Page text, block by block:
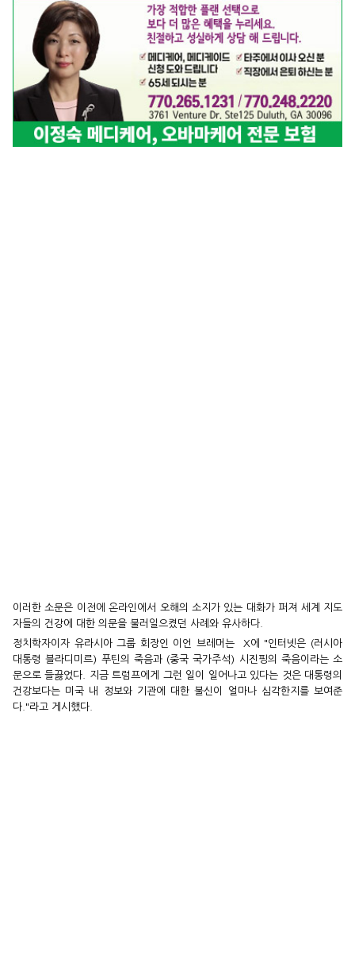
이러한 소문은 이전에 온라인에서 오해의 소지가 있는 대화가 퍼져 세계 지도
자들의 건강에 대한 의문을 불러일으켰던 사례와 유사하다.
정치학자이자 유라시아 그룹 회장인 이언 브레머는 X에 "인터넷은 (러시아
대통령 블라디미르) 푸틴의 죽음과 (중국 국가주석) 시진핑의 죽음이라는 소
문으로 들끓었다. 지금 트럼프에게 그런 일이 일어나고 있다는 것은 대통령의
건강보다는 미국 내 정보와 기관에 대한 불신이 얼마나 심각한지를 보여준
다."라고 게시했다.